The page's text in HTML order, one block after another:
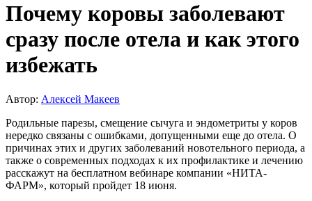
Почему коровы заболевают
сразу после отела и как этого
избежать
Автор: Алексей Макеев
Родильные парезы, смещение сычуга и эндометриты у коров
нередко связаны с ошибками, допущенными еще до отела. О
причинах этих и других заболеваний новотельного периода, а
также о современных подходах к их профилактике и лечению
расскажут на бесплатном вебинаре компании «НИТА-
ФАРМ», который пройдет 18 июня.